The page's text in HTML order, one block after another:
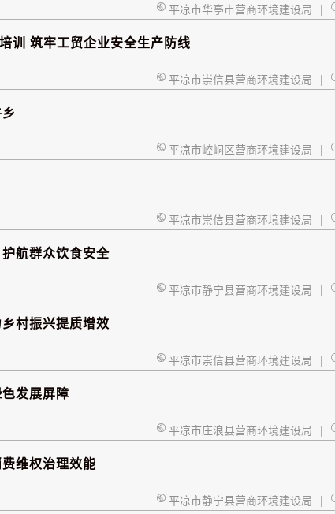
平凉市华亭市营商环境建设局 |
训 筑牢工贸企业安全生产防线
平凉市崇信县营商环境建设局 |
平凉市崆峒区营商环境建设局 |
平凉市崇信县营商环境建设局 |
航群众饮食安全
平凉市静宁县营商环境建设局 |
村振兴提质增效
平凉市崇信县营商环境建设局 |
发展屏障
平凉市庄浪县营商环境建设局 |
维权治理效能
平凉市静宁县营商环境建设局 |